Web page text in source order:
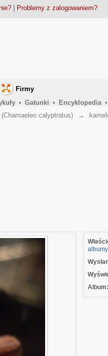
| Problemy z zalogowaniem?
Firmy
• Gatunki • Encyklopedia •
calyptratus) →
albumy
Album: